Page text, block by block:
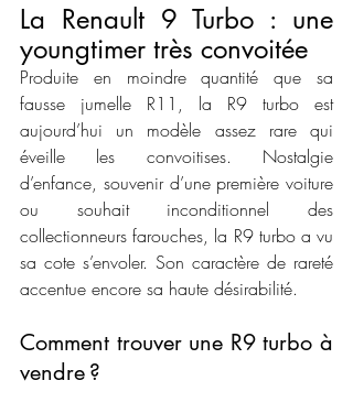
La Renault 9 Turbo : une
youngtimer très convoitée
Produite en moindre quantité que sa
fausse jumelle R11, la R9 turbo est
aujourd’hui un modèle assez rare qui
éveille les convoitises. Nostalgie
d’enfance, souvenir d’une première voiture
ou souhait inconditionnel des
collectionneurs farouches, la R9 turbo a vu
sa cote s’envoler. Son caractère de rareté
accentue encore sa haute désirabilité.
Comment trouver une R9 turbo à
vendre ?